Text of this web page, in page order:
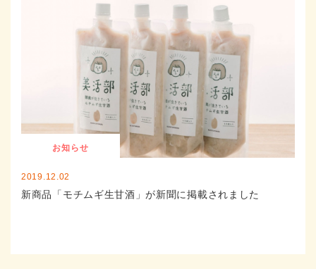
お知らせ
2019.12.02
新商品「モチムギ生甘酒」が新聞に掲載されました